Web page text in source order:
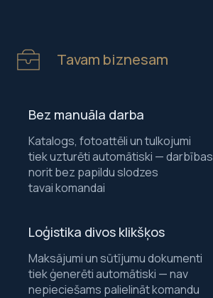
Tavam biznesam
Bez manuāla darba
Katalogs, fotoattēli un tulkojumi
tiek uzturēti automātiski — darbības
norit bez papildu slodzes
tavai komandai
Loģistika divos klikšķos
Maksājumi un sūtījumu dokumenti
tiek ģenerēti automātiski — nav
nepieciešams palielināt komandu